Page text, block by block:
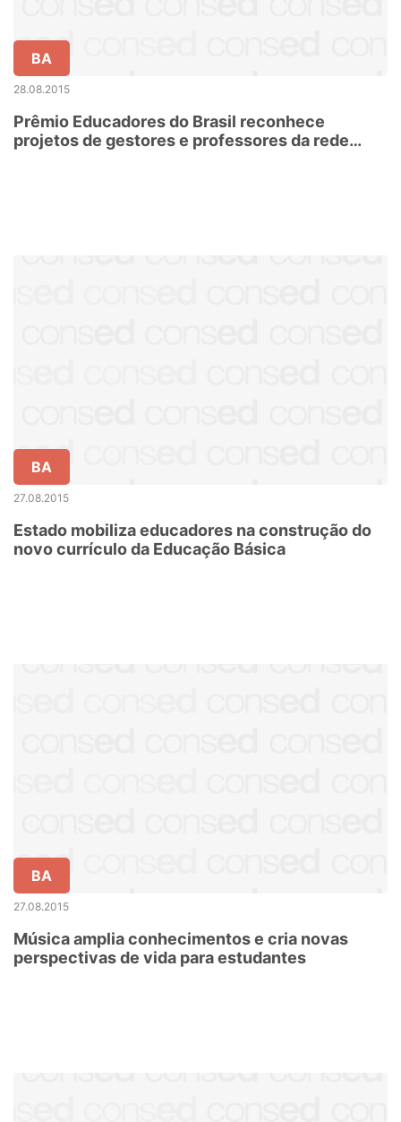
BA
28.08.2015
Prêmio Educadores do Brasil reconhece
projetos de gestores e professores da rede
BA
27.08.2015
Estado mobiliza educadores na construção do
novo currículo da Educação Básica
BA
27.08.2015
Música amplia conhecimentos e cria novas
perspectivas de vida para estudantes